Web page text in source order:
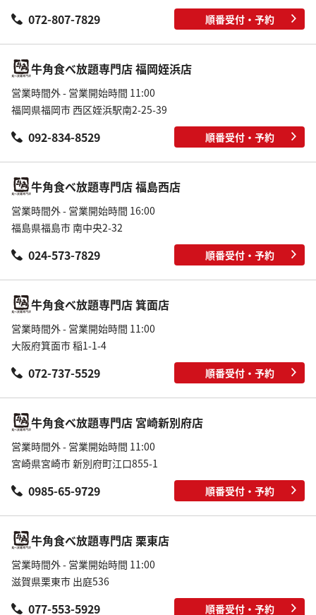
072-807-7829 順番受付・予約
牛角食べ放題専門店 福岡姪浜店
営業時間外 - 営業開始時間 11:00
福岡県福岡市 西区姪浜駅南2-25-39
092-834-8529 順番受付・予約
牛角食べ放題専門店 福島西店
営業時間外 - 営業開始時間 16:00
福島県福島市 南中央2-32
024-573-7829 順番受付・予約
牛角食べ放題専門店 箕面店
営業時間外 - 営業開始時間 11:00
大阪府箕面市 稲1-1-4
072-737-5529 順番受付・予約
牛角食べ放題専門店 宮崎新別府店
営業時間外 - 営業開始時間 11:00
宮崎県宮崎市 新別府町江口855-1
0985-65-9729 順番受付・予約
牛角食べ放題専門店 栗東店
営業時間外 - 営業開始時間 11:00
滋賀県栗東市 出庭536
077-553-5929 順番受付・予約